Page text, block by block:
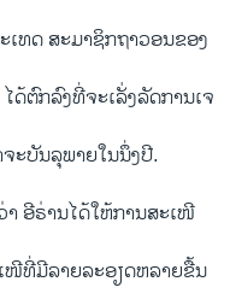
ເທດ ສະມາ​ຊິກ​ຖາວອນຂອງ
ຕົກລົງທີ່​ຈະ​ເລັ່ງລັດ​ການ​ເຈ
ະ​ບັນລຸ​ພາຍ​ໃນ​ນຶ່ງ​ປີ.
ອີຣ່ານ​ໄດ້​ໃຫ້ການ​ສະ​ເໜີ​
ໜີທີ່​ມີ​ລາຍ​ລະ​ອຽດ​ຫລາຍ​ຂື້ນ